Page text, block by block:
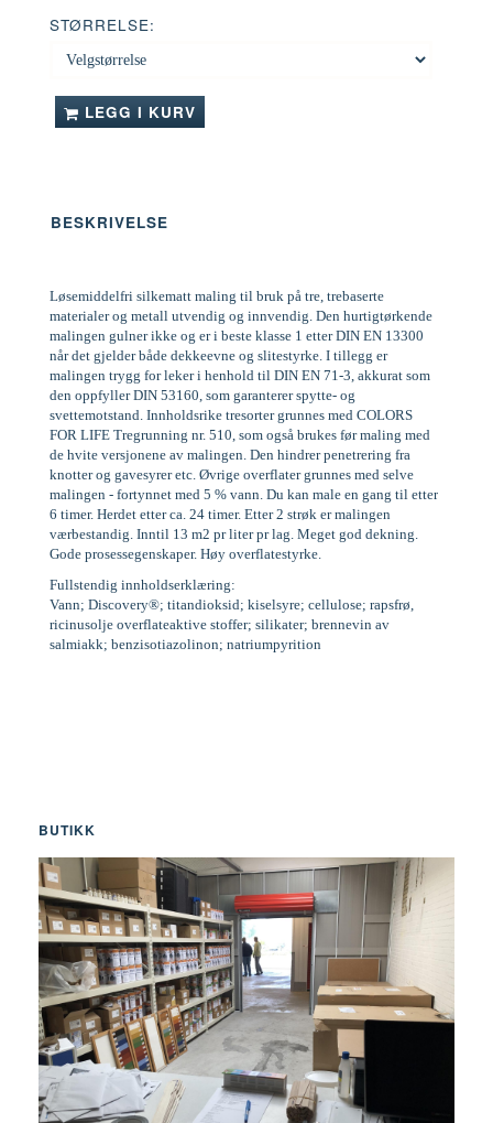
STØRRELSE:
LEGG I KURV
BESKRIVELSE
Løsemiddelfri silkematt maling til bruk på tre, trebaserte
materialer og metall utvendig og innvendig. Den hurtigtørkende
malingen gulner ikke og er i beste klasse 1 etter DIN EN 13300
når det gjelder både dekkeevne og slitestyrke. I tillegg er
malingen trygg for leker i henhold til DIN EN 71-3, akkurat som
den oppfyller DIN 53160, som garanterer spytte- og
svettemotstand. Innholdsrike tresorter grunnes med COLORS
FOR LIFE Tregrunning nr. 510, som også brukes før maling med
de hvite versjonene av malingen. Den hindrer penetrering fra
knotter og gavesyrer etc. Øvrige overflater grunnes med selve
malingen - fortynnet med 5 % vann. Du kan male en gang til etter
6 timer. Herdet etter ca. 24 timer. Etter 2 strøk er malingen
værbestandig. Inntil 13 m2 pr liter pr lag. Meget god dekning.
Gode prosessegenskaper. Høy overflatestyrke.
Fullstendig innholdserklæring:
Vann; Discovery®; titandioksid; kiselsyre; cellulose; rapsfrø,
ricinusolje overflateaktive stoffer; silikater; brennevin av
salmiakk; benzisotiazolinon; natriumpyrition
BUTIKK